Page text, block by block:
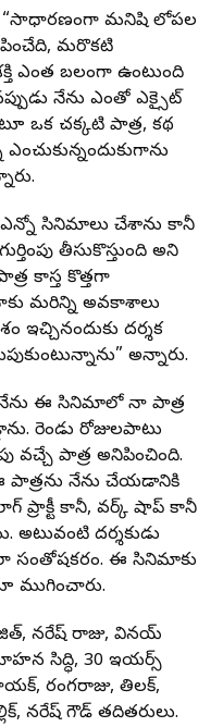
“సాధారణంగా మనిషి లోపల
మరొకటి
ఎంత బలంగా ఉంటుంది
నేను ఎంతో ఎక్సైట్
ఒక చక్కటి పాత్ర, కథ
ఎన్నో సినిమాలు చేశాను కానీ
తీసుకొస్తుంది అని
కాస్త కొత్తగా
మరిన్ని అవకాశాలు
దర్శక
అన్నారు.
ఈ సినిమాలో నా పాత్ర
రెండు రోజులపాటు
వచ్చే పాత్ర అనిపించింది.
పాత్రను నేను చేయడానికి
ప్రాక్టీస్ కానీ, వర్క్ షాప్ కానీ
అటువంటి దర్శకుడు
సంతోషకరం. ఈ సినిమాకు
ముగించారు.
నరేష్ రాజు, వినయ్
సిద్ధి, 30 ఇయర్స్
రంగరాజు, తిలక్,
నరేష్ గౌడ్ తదితరులు.